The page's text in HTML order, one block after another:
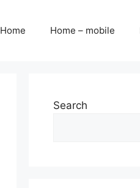
Home Home – mobile
Search